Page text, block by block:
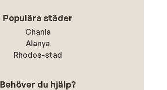
Populära städer
Chania
Alanya
Rhodos-stad
Behöver du hjälp?